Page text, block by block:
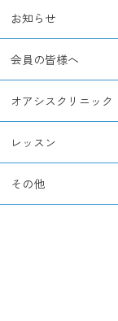
お知らせ
会員の皆様へ
オアシスクリニック
レッスン
その他